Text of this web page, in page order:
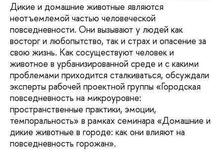
Дикие и домашние животные являются
неотъемлемой частью человеческой
повседневности. Они вызывают у людей как
восторг и любопытство, так и страх и опасение за
свою жизнь. Как сосуществуют человек и
животное в урбанизированной среде и с какими
проблемами приходится сталкиваться, обсуждали
эксперты рабочей проектной группы «Городская
повседневность на микроуровне:
пространственные практики, эмоции,
темпоральность» в рамках семинара «Домашние и
дикие животные в городе: как они влияют на
повседневность горожан».